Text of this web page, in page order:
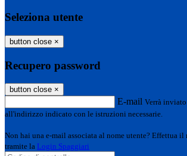
Seleziona utente
button close ×
Recupero password
button close ×
E-mail Verrà
all'indirizzo indicato con le istruzioni necessarie.
Non hai una e-mail associata al nome utente? Effettua il
tramite la Login Spaggiari